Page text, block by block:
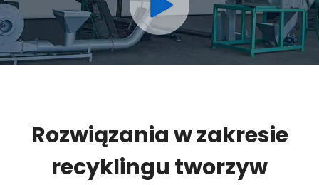
Rozwiązania w zakresie
recyklingu tworzyw